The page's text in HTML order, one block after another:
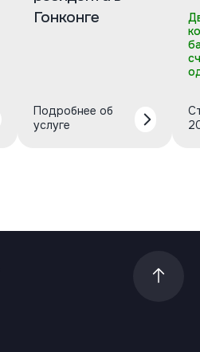
Гонконге
Подробнее об
услуге